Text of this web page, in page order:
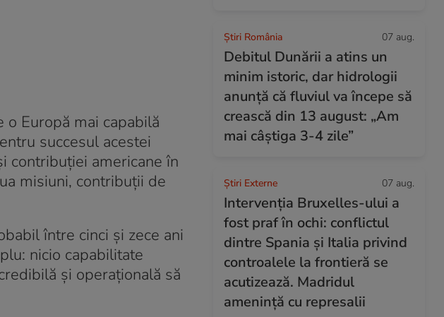
Europă mai capabilă
succesul acestei
contribuției americane în
misiuni, contribuții de
între cinci și zece ani
nicio capabilitate
și operațională să
Știri România 07 aug.
Debitul Dunării a atins un
minim istoric, dar hidrologii
anunță că fluviul va începe să
crească din 13 august: „Am
mai câștiga 3-4 zile”
Știri Externe 07 aug.
Intervenția Bruxelles-ului a
fost praf în ochi: conflictul
dintre Spania și Italia privind
controalele la frontieră se
acutizează. Madridul
amenință cu represalii